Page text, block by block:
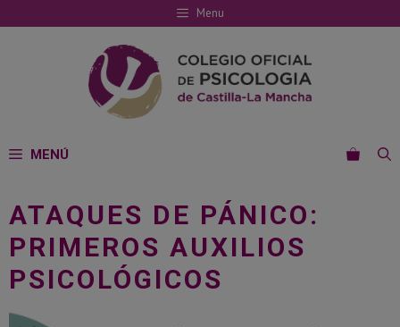
al
Menu
MENÚ
ATAQUES DE PÁNICO:
PRIMEROS AUXILIOS
PSICOLÓGICOS